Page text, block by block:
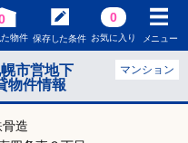
物件 保存した条件
0
お気に入り メニュー
市営地下
物件情報
マンション
造